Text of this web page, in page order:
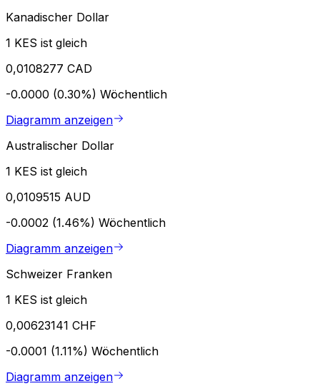
Kanadischer Dollar
1 KES ist gleich
0,0108277 CAD
-0.0000 (0.30%) Wöchentlich
Diagramm anzeigen
Australischer Dollar
1 KES ist gleich
0,0109515 AUD
-0.0002 (1.46%) Wöchentlich
Diagramm anzeigen
Schweizer Franken
1 KES ist gleich
0,00623141 CHF
-0.0001 (1.11%) Wöchentlich
Diagramm anzeigen